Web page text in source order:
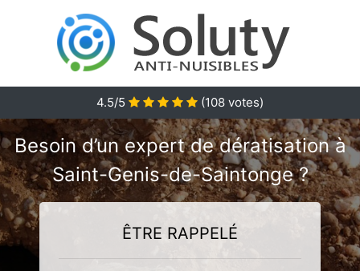
4.5/5 (108 votes)
Besoin d’un expert de dératisation à
Saint-Genis-de-Saintonge ?
ÊTRE RAPPELÉ